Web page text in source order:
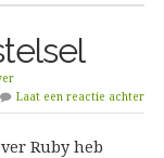
Laat een reactie achter
Ruby heb